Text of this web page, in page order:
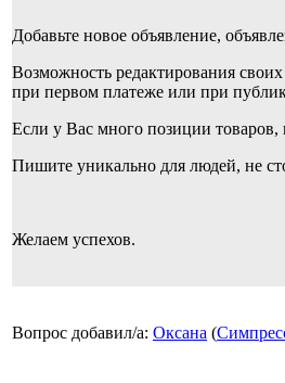
Добавьте новое объявление,
Возможность редактирования
при первом платеже или при
Если у Вас много позиции товаров,
Пишите уникально для людей, не
Желаем успехов.
Вопрос добавил/а: Оксана (